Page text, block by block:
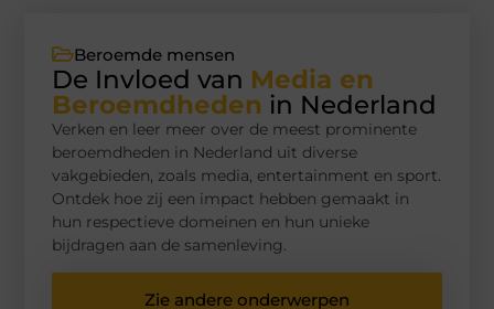
Beroemde mensen
De Invloed van Media en
Beroemdheden in Nederland
Verken en leer meer over de meest prominente
beroemdheden in Nederland uit diverse
vakgebieden, zoals media, entertainment en sport.
Ontdek hoe zij een impact hebben gemaakt in
hun respectieve domeinen en hun unieke
bijdragen aan de samenleving.
Zie andere onderwerpen